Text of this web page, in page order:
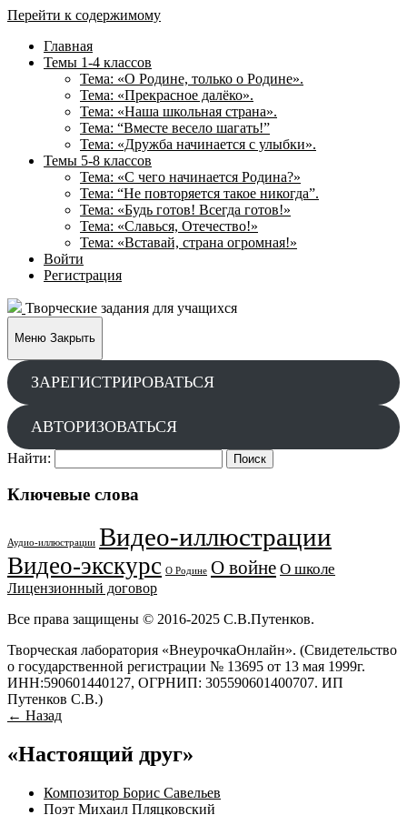
Перейти к содержимому
Главная
Темы 1-4 классов
Тема: «О Родине, только о Родине».
Тема: «Прекрасное далёко».
Тема: «Наша школьная страна».
Тема: “Вместе весело шагать!”
Тема: «Дружба начинается с улыбки».
Темы 5-8 классов
Тема: «С чего начинается Родина?»
Тема: “Не повторяется такое никогда”.
Тема: «Будь готов! Всегда готов!»
Тема: «Славься, Отечество!»
Тема: «Вставай, страна огромная!»
Войти
Регистрация
Творческие задания для учащихся
Меню Закрыть
ЗАРЕГИСТРИРОВАТЬСЯ
АВТОРИЗОВАТЬСЯ
Найти:
Ключевые слова
Аудио-иллюстрации Видео-иллюстрации
Видео-экскурс О Родине О войне О школе
Лицензионный договор
Все права защищены © 2016-2025 С.В.Путенков.
Творческая лаборатория «ВнеурочкаОнлайн». (Свидетельство
о государственной регистрации № 13695 от 13 мая 1999г.
ИНН:590601440127, ОГРНИП: 305590601400707. ИП
Путенков С.В.)
← Назад
«Настоящий друг»
Композитор Борис Савельев
Поэт Михаил Пляцковский